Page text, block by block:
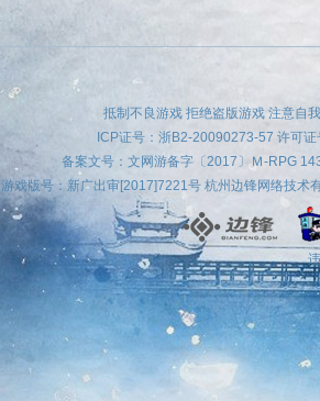
抵制不良游戏 拒绝盗版游戏 注意自
ICP证号： 浙B2-20090273-57 许可
备案文号：文网游备字〔2017〕Ｍ-RPG
游戏版号：新广出审[2017]7221号 杭州边锋网络技术